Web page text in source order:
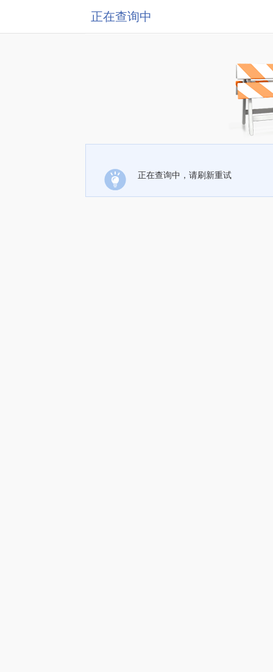
正在查询中
正在查询中，请刷新重试